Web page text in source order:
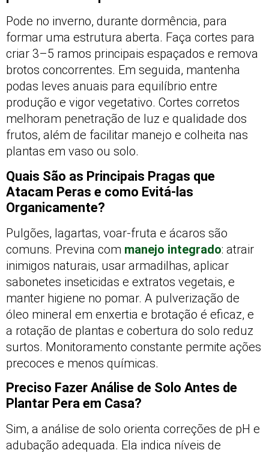
Pode no inverno, durante dormência, para
formar uma estrutura aberta. Faça cortes para
criar 3–5 ramos principais espaçados e remova
brotos concorrentes. Em seguida, mantenha
podas leves anuais para equilíbrio entre
produção e vigor vegetativo. Cortes corretos
melhoram penetração de luz e qualidade dos
frutos, além de facilitar manejo e colheita nas
plantas em vaso ou solo.
Quais São as Principais Pragas que
Atacam Peras e como Evitá-las
Organicamente?
Pulgões, lagartas, voar-fruta e ácaros são
comuns. Previna com manejo integrado: atrair
inimigos naturais, usar armadilhas, aplicar
sabonetes inseticidas e extratos vegetais, e
manter higiene no pomar. A pulverização de
óleo mineral em enxertia e brotação é eficaz, e
a rotação de plantas e cobertura do solo reduz
surtos. Monitoramento constante permite ações
precoces e menos químicas.
Preciso Fazer Análise de Solo Antes de
Plantar Pera em Casa?
Sim, a análise de solo orienta correções de pH e
adubação adequada. Ela indica níveis de